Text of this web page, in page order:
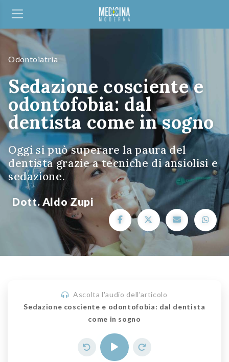
Odontoiatria
Sedazione cosciente e
odontofobia: dal
dentista come in sogno
Oggi si può superare la paura del
dentista grazie a tecniche di ansiolisi e
sedazione.
Dott. Aldo Zupi
Ascolta l'audio dell'articolo
Sedazione cosciente e odontofobia: dal dentista
come in sogno